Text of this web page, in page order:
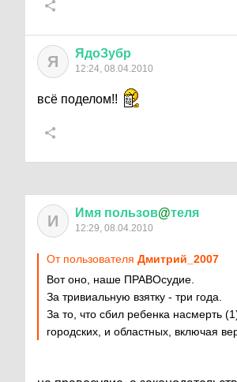
Я ЯдоЗубр
12:24, 08.04.2010
всё поделом!!
И Имя пользов@теля
12:29, 08.04.2010
От пользователя Дмитрий_2007
Вот оно, наше ПРАВОсудие.
За тривиальную взятку - три года.
За то, что сбил ребенка насмерть
городских, и областных, включая